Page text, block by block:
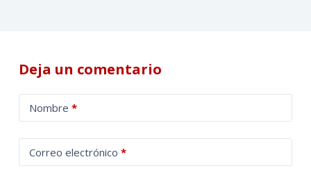
Deja un comentario
Nombre *
Correo electrónico *
l
t